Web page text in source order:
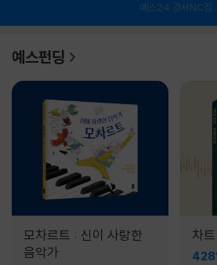
예스24 강서NC점
예스펀딩
모차르트 : 신이 사랑한
음악가
차